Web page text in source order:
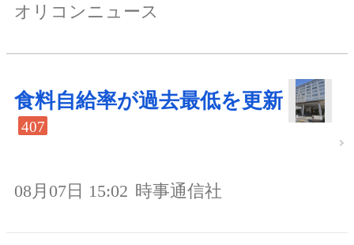
オリコンニュース
食料自給率が過去最低を更新
407
08月07日 15:02 時事通信社